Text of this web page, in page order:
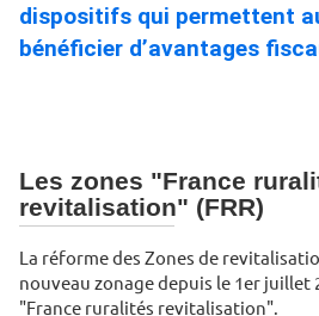
dispositifs qui permettent
bénéficier d’avantages
Les zones "France
revitalisation" (FRR)
La réforme des Zones de
nouveau zonage depuis le 1er juillet
"France ruralités revitalisation".